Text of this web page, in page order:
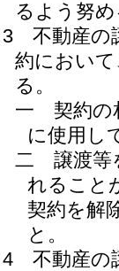
るよう努
3
不動産の
約におい
る。
一
契約の
に使用し
二
譲渡等
れること
契約を解
と。
4
不動産の